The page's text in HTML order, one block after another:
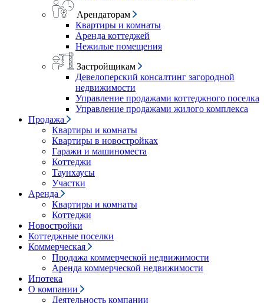
Арендаторам
Квартиры и комнаты
Аренда коттеджей
Нежилые помещения
Застройщикам
Девелоперский консалтинг загородной
недвижимости
Управление продажами коттеджного поселка
Управление продажами жилого комплекса
Продажа
Квартиры и комнаты
Квартиры в новостройках
Гаражи и машиноместа
Коттеджи
Таунхаусы
Участки
Аренда
Квартиры и комнаты
Коттеджи
Новостройки
Коттеджные поселки
Коммерческая
Продажа коммерческой недвижимости
Аренда коммерческой недвижимости
Ипотека
О компании
Деятельность компании